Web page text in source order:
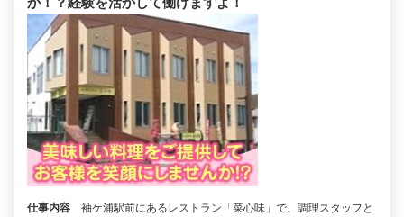
仕事内容
袖ケ浦駅前にあるレストラン「菜心味」で、調理スタッフと